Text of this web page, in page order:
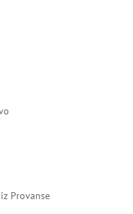
Provanse